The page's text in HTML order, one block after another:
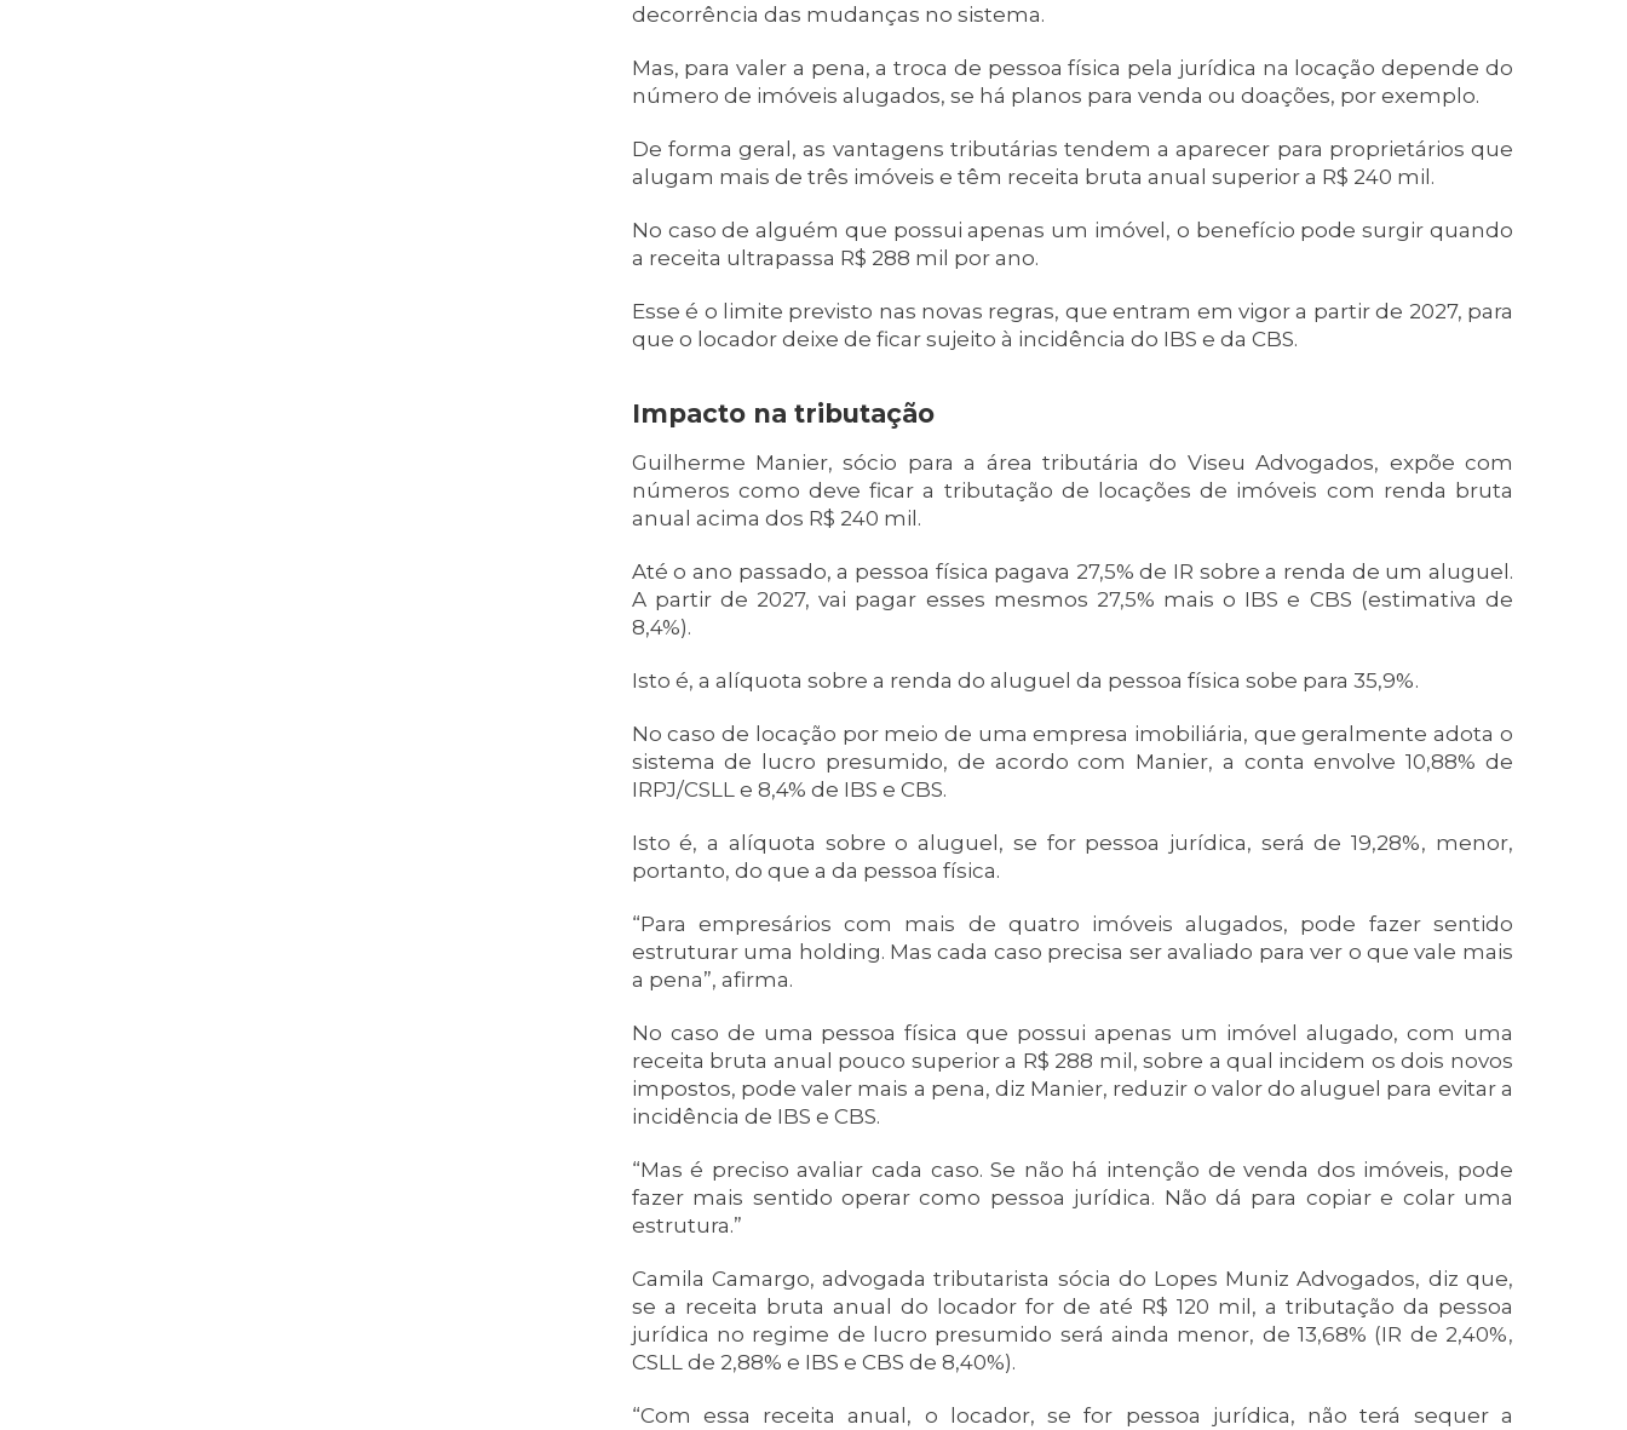
decorrência das mudanças no sistema.
Mas, para valer a pena, a troca de pessoa física pela jurídica na locação depende do
número de imóveis alugados, se há planos para venda ou doações, por exemplo.
De forma geral, as vantagens tributárias tendem a aparecer para proprietários que
alugam mais de três imóveis e têm receita bruta anual superior a R$ 240 mil.
No caso de alguém que possui apenas um imóvel, o benefício pode surgir quando
a receita ultrapassa R$ 288 mil por ano.
Esse é o limite previsto nas novas regras, que entram em vigor a partir de 2027, para
que o locador deixe de ficar sujeito à incidência do IBS e da CBS.
Impacto na tributação
Guilherme Manier, sócio para a área tributária do Viseu Advogados, expõe com
números como deve ficar a tributação de locações de imóveis com renda bruta
anual acima dos R$ 240 mil.
Até o ano passado, a pessoa física pagava 27,5% de IR sobre a renda de um aluguel.
A partir de 2027, vai pagar esses mesmos 27,5% mais o IBS e CBS (estimativa de
8,4%).
Isto é, a alíquota sobre a renda do aluguel da pessoa física sobe para 35,9%.
No caso de locação por meio de uma empresa imobiliária, que geralmente adota o
sistema de lucro presumido, de acordo com Manier, a conta envolve 10,88% de
IRPJ/CSLL e 8,4% de IBS e CBS.
Isto é, a alíquota sobre o aluguel, se for pessoa jurídica, será de 19,28%, menor,
portanto, do que a da pessoa física.
“Para empresários com mais de quatro imóveis alugados, pode fazer sentido
estruturar uma holding. Mas cada caso precisa ser avaliado para ver o que vale mais
a pena”, afirma.
No caso de uma pessoa física que possui apenas um imóvel alugado, com uma
receita bruta anual pouco superior a R$ 288 mil, sobre a qual incidem os dois novos
impostos, pode valer mais a pena, diz Manier, reduzir o valor do aluguel para evitar a
incidência de IBS e CBS.
“Mas é preciso avaliar cada caso. Se não há intenção de venda dos imóveis, pode
fazer mais sentido operar como pessoa jurídica. Não dá para copiar e colar uma
estrutura.”
Camila Camargo, advogada tributarista sócia do Lopes Muniz Advogados, diz que,
se a receita bruta anual do locador for de até R$ 120 mil, a tributação da pessoa
jurídica no regime de lucro presumido será ainda menor, de 13,68% (IR de 2,40%,
CSLL de 2,88% e IBS e CBS de 8,40%).
“Com essa receita anual, o locador, se for pessoa jurídica, não terá sequer a